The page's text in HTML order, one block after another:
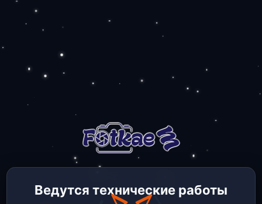
Ведутся технические работы